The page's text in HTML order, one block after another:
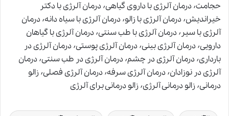
حجامت٬ درمان آلرژی با داروی گیاهی٬ درمان آلرژی با دکتر
خیراندیش٬ درمان آلرژی با زالو٬ درمان آلرژی با سیاه دانه٬ درمان
آلرژی با سیر٬ درمان آلرژی با طب سنتی٬ درمان آلرژی با گیاهان
دارویی٬ درمان آلرژی بینی٬ درمان آلرژی پوستی٬ درمان آلرژی در
بارداری٬ درمان آلرژی در چشم٬ درمان آلرژی در طب سنتی٬ درمان
آلرژی در نوزادان٬ درمان آلرژی سرفه٬ درمان آلرژی فصلی٬ زالو
درمانی٬ زالو درمانی آلرژی٬ زالو درمانی برای آلرژی